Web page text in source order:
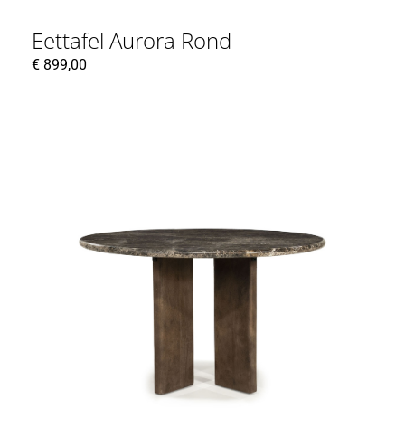
Eettafel Aurora Rond
€ 899,00